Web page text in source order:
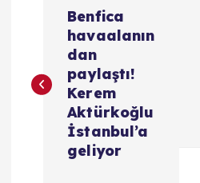
z
Benfica
havaalanın
dan
paylaştı!
Kerem
Aktürkoğlu
İstanbul’a
geliyor